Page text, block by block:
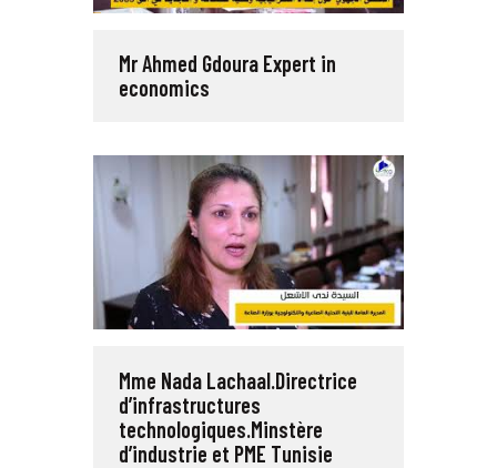
Mr Ahmed Gdoura Expert in
economics
Mme Nada Lachaal.Directrice
d’infrastructures
technologiques.Minstère
d’industrie et PME Tunisie